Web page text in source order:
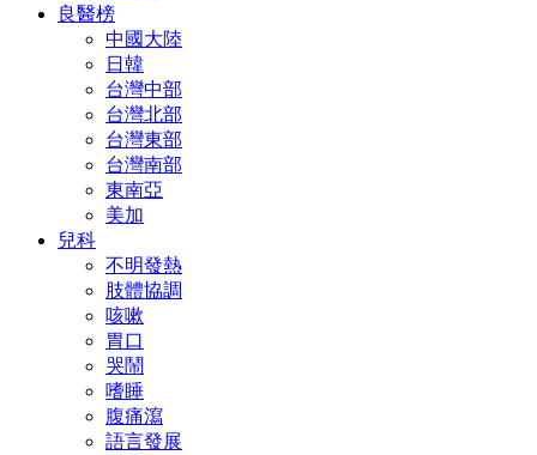
良醫榜
中國大陸
日韓
台灣中部
台灣北部
台灣東部
台灣南部
東南亞
美加
兒科
不明發熱
肢體協調
咳嗽
胃口
哭鬧
嗜睡
腹痛瀉
語言發展